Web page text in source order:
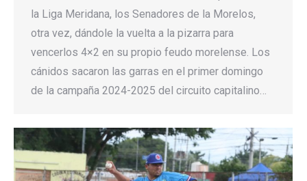
la Liga Meridana, los Senadores de la Morelos,
otra vez, dándole la vuelta a la pizarra para
vencerlos 4×2 en su propio feudo morelense. Los
cánidos sacaron las garras en el primer domingo
de la campaña 2024-2025 del circuito capitalino…